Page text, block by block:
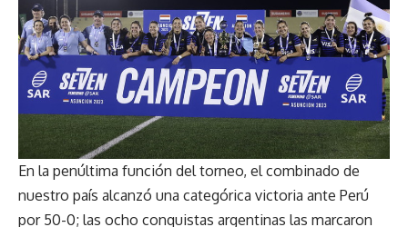
En la penúltima función del torneo, el combinado de
nuestro país alcanzó una categórica victoria ante Perú
por 50-0; las ocho conquistas argentinas las marcaron